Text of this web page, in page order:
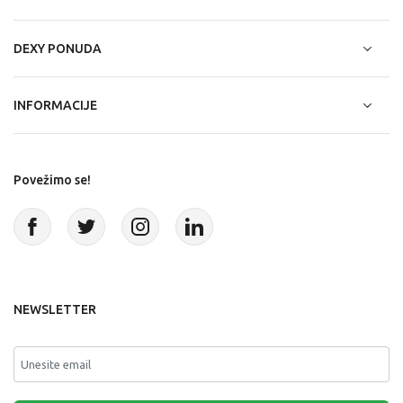
DEXY PONUDA
INFORMACIJE
Povežimo se!
NEWSLETTER